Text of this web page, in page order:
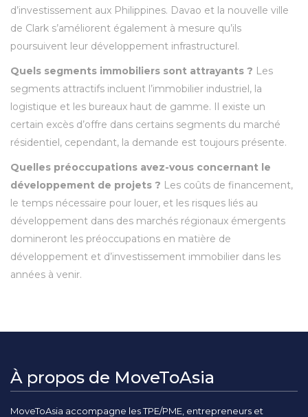
d’investissement aux Philippines. Davao et la nouvelle ville
de Clark s’améliorent également à mesure qu’ils
poursuivent leur développement infrastructurel.
Quels segments immobiliers sont attrayants ? Les
segments attractifs incluent l’immobilier industriel, la
logistique et les bureaux haut de gamme. Il existe un
certain excès d’offre dans certains segments du marché
résidentiel, cependant, la demande est toujours présente.
Quelles préoccupations avez-vous concernant le
développement de projets ? Les coûts de financement,
le temps nécessaire pour louer, et les risques liés au
développement dans des marchés régionaux émergents
domineront les préoccupations en matière de
développement et d’investissement immobilier dans les
années à venir.
À propos de MoveToAsia
MoveToAsia accompagne les TPE/PME, entrepreneurs et